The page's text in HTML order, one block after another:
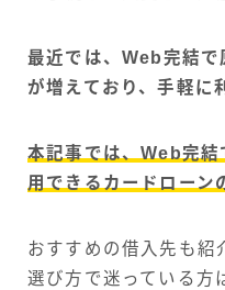
最近では、Web完結で
が増えており、手軽に
本記事では、Web完結
用できるカードローン
おすすめの借入先も紹
選び方で迷っている方